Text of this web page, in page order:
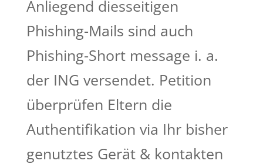
Anliegend diesseitigen
Phishing-Mails sind auch
Phishing-Short message i. a.
der ING versendet. Petition
überprüfen Eltern die
Authentifikation via Ihr bisher
genutztes Gerät & kontakten